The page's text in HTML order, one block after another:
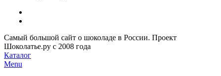
Самый большой сайт о шоколаде в России. Проект
Шоколатье.ру с 2008 года
Каталог
Menu